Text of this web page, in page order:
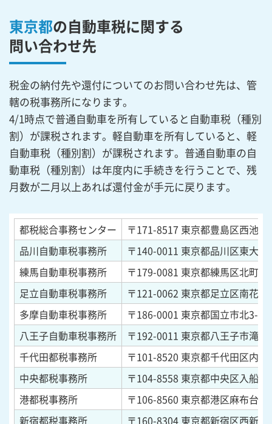
東京都の自動車税に関する
問い合わせ先
税金の納付先や還付についてのお問い合わせ先は、管
轄の税事務所になります。
4/1時点で普通自動車を所有していると自動車税（種別
割）が課税されます。軽自動車を所有していると、軽
自動車税（種別割）が課税されます。普通自動車の自
動車税（種別割）は年度内に手続きを行うことで、残
月数が二月以上あれば還付金が手元に戻ります。
都税総合事務センター 〒171-8517 東京都豊島区西池
品川自動車税事務所
〒140-0011 東京都品川区東大
練馬自動車税事務所
〒179-0081 東京都練馬区北町2-
足立自動車税事務所
〒121-0062 東京都足立区南花
多摩自動車税事務所
〒186-0001 東京都国立市北3-
八王子自動車税事務所
〒192-0011 東京都八王子市滝
千代田都税事務所
〒101-8520 東京都千代田区内
中央都税事務所
〒104-8558 東京都中央区入船1-
港都税事務所
〒106-8560 東京都港区麻布台3-
新宿都税事務所
〒160-8304 東京都新宿区西新